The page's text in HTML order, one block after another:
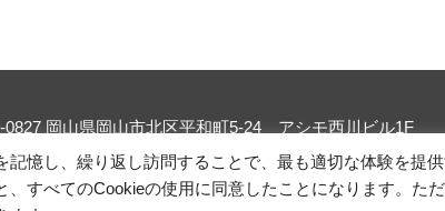
0827 岡山県岡山市北区平和町5-24 アシモ西川ビル1F
235-2525
憶し、繰り返し訪問することで、最も適切な体験を提
すべてのCookieの使用に同意したことになります。た